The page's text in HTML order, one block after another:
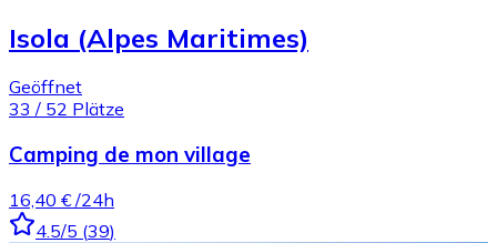
Isola (Alpes Maritimes)
Geöffnet
33 / 52 Plätze
Camping de mon village
16,40 € /24h
4.5/5 (39)